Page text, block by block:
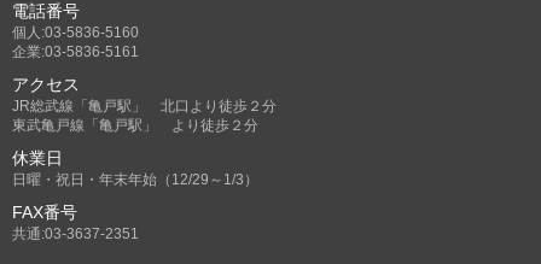
電話番号
個人:03-5836-5160
企業:03-5836-5161
アクセス
JR総武線「亀戸駅」 北口より徒歩２分
東武亀戸線「亀戸駅」 より徒歩２分
休業日
日曜・祝日・年末年始（12/29～1/3）
FAX番号
共通:03-3637-2351